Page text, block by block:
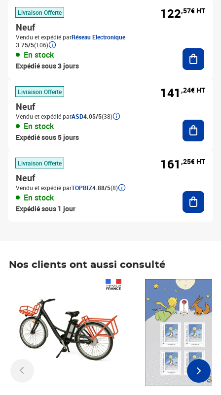
Livraison Offerte
Neuf
Vendu et expédié parRéseau Electronique
3.75/5(106)
En stock
Expédié sous 3 jours
122,57€ HT
Livraison Offerte
Neuf
Vendu et expédié parASD4.05/5(38)
En stock
Expédié sous 5 jours
141 ,24€ HT
Livraison Offerte
Neuf
Vendu et expédié parTOPBIZ4.88/5(8)
En stock
Expédié sous 1 jour
161 ,25€ HT
Nos clients ont aussi consulté
Prix 6,25€ HT